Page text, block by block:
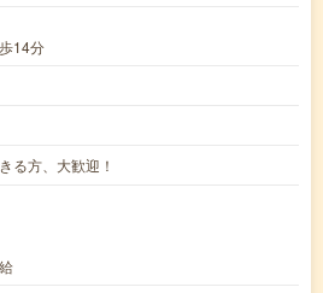
14分
る方、大歓迎！